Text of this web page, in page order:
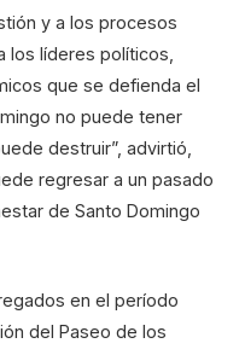
y a los procesos
los líderes políticos,
que se defienda el
no puede tener
destruir”, advirtió,
regresar a un pasado
de Santo Domingo
en el período
del Paseo de los